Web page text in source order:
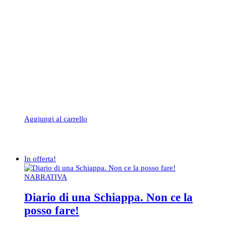
Aggiungi al carrello
In offerta!
NARRATIVA
Diario di una Schiappa. Non ce la
posso fare!